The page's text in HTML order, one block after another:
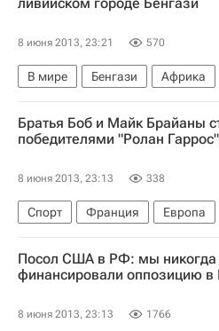
8 июня 2013, 23:21 570
В мире Бенгази Африка
Ливия
Братья Боб и Майк Брайаны
победителями "Ролан
8 июня 2013, 23:13 338
Спорт Франция Европа
Ролан Гаррос
Посол США в РФ: мы никогда
финансировали оппозицию в
8 июня 2013, 23:13 1766